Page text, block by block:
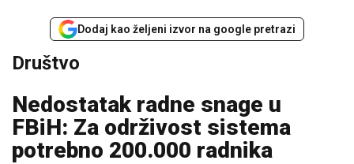
Dodaj kao željeni izvor na google pretrazi
Društvo
Nedostatak radne snage u
FBiH: Za održivost sistema
potrebno 200.000 radnika